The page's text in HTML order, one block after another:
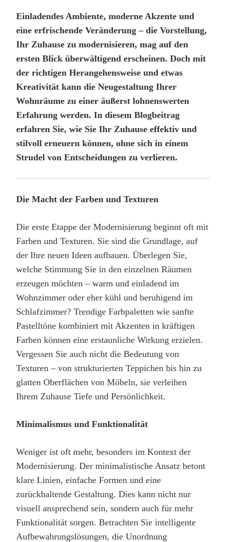
Einladendes Ambiente, moderne Akzente und
eine erfrischende Veränderung – die Vorstellung,
Ihr Zuhause zu modernisieren, mag auf den
ersten Blick überwältigend erscheinen. Doch mit
der richtigen Herangehensweise und etwas
Kreativität kann die Neugestaltung Ihrer
Wohnräume zu einer äußerst lohnenswerten
Erfahrung werden. In diesem Blogbeitrag
erfahren Sie, wie Sie Ihr Zuhause effektiv und
stilvoll erneuern können, ohne sich in einem
Strudel von Entscheidungen zu verlieren.
Die Macht der Farben und Texturen
Die erste Etappe der Modernisierung beginnt oft mit
Farben und Texturen. Sie sind die Grundlage, auf
der Ihre neuen Ideen aufbauen. Überlegen Sie,
welche Stimmung Sie in den einzelnen Räumen
erzeugen möchten – warm und einladend im
Wohnzimmer oder eher kühl und beruhigend im
Schlafzimmer? Trendige Farbpaletten wie sanfte
Pastelltöne kombiniert mit Akzenten in kräftigen
Farben können eine erstaunliche Wirkung erzielen.
Vergessen Sie auch nicht die Bedeutung von
Texturen – von strukturierten Teppichen bis hin zu
glatten Oberflächen von Möbeln, sie verleihen
Ihrem Zuhause Tiefe und Persönlichkeit.
Minimalismus und Funktionalität
Weniger ist oft mehr, besonders im Kontext der
Modernisierung. Der minimalistische Ansatz betont
klare Linien, einfache Formen und eine
zurückhaltende Gestaltung. Dies kann nicht nur
visuell ansprechend sein, sondern auch für mehr
Funktionalität sorgen. Betrachten Sie intelligente
Aufbewahrungslösungen, die Unordnung